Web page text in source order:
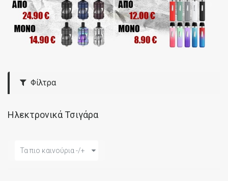
Φίλτρα
Ηλεκτρονικά Τσιγάρα
Τα πιο καινούρια -/+